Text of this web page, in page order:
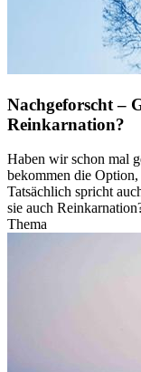
Nachgeforscht –
Reinkarnation?
Haben wir schon mal
bekommen die Option,
Tatsächlich spricht
sie auch
Thema